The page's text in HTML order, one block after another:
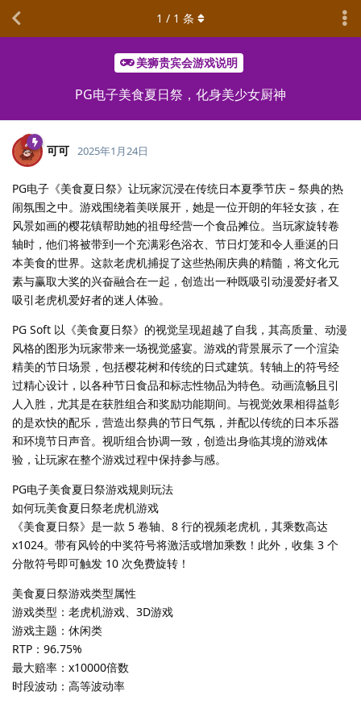
美狮贵宾会游戏说明
PG电子美食夏日祭，化身美少女厨神
1 / 1 条
可可 2025年1月24日
PG电子《美食夏日祭》让玩家沉浸在传统日本夏季节庆 – 祭典的热
闹氛围之中。游戏围绕着美咲展开，她是一位开朗的年轻女孩，在
风景如画的樱花镇帮助她的祖母经营一个食品摊位。当玩家旋转卷
轴时，他们将被带到一个充满彩色浴衣、节日灯笼和令人垂涎的日
本美食的世界。这款老虎机捕捉了这些热闹庆典的精髓，将文化元
素与赢取大奖的兴奋融合在一起，创造出一种既吸引动漫爱好者又
吸引老虎机爱好者的迷人体验。
PG Soft 以《美食夏日祭》的视觉呈现超越了自我，其高质量、动漫
风格的图形为玩家带来一场视觉盛宴。游戏的背景展示了一个渲染
精美的节日场景，包括樱花树和传统的日式建筑。转轴上的符号经
过精心设计，以各种节日食品和标志性物品为特色。动画流畅且引
人入胜，尤其是在获胜组合和奖励功能期间。与视觉效果相得益彰
的是欢快的配乐，营造出祭典的节日气氛，并配以传统的日本乐器
和环境节日声音。视听组合协调一致，创造出身临其境的游戏体
验，让玩家在整个游戏过程中保持参与感。
PG电子美食夏日祭游戏规则玩法
如何玩美食夏日祭老虎机游戏
《美食夏日祭》是一款 5 卷轴、8 行的视频老虎机，其乘数高达
x1024。带有风铃的中奖符号将激活或增加乘数！此外，收集 3 个
分散符号即可触发 10 次免费旋转！
美食夏日祭游戏类型属性
游戏类型：老虎机游戏、3D游戏
游戏主题：休闲类
RTP：96.75%
最大赔率：x10000倍数
时段波动：高等波动率